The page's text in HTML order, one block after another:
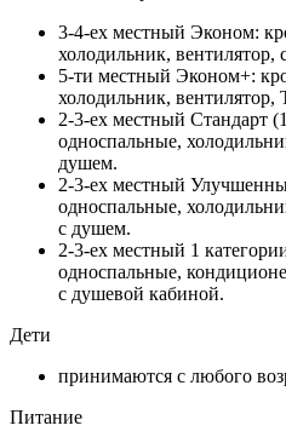
3-4-ех местный Эконом:
холодильник, вентилятор,
5-ти местный Эконом+:
холодильник, вентилятор,
2-3-ех местный Стандарт
односпальные,
душем.
2-3-ех местный
односпальные,
с душем.
2-3-ех местный 1
односпальные,
с душевой кабиной.
Дети
принимаются с любого
Питание